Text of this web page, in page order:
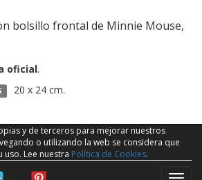
bolsillo frontal de Minnie Mouse,
oficial.
20 x 24 cm.
y de terceros para mejorar nuestros
o utilizando la web se considera que
uso. Lee nuestra Política de Cookies.